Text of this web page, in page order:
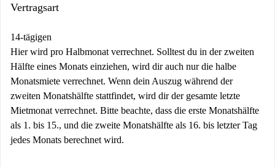
Vertragsart
14-tägigen
Hier wird pro Halbmonat verrechnet. Solltest du in der zweiten
Hälfte eines Monats einziehen, wird dir auch nur die halbe
Monatsmiete verrechnet. Wenn dein Auszug während der
zweiten Monatshälfte stattfindet, wird dir der gesamte letzte
Mietmonat verrechnet. Bitte beachte, dass die erste Monatshälfte
als 1. bis 15., und die zweite Monatshälfte als 16. bis letzter Tag
jedes Monats berechnet wird.